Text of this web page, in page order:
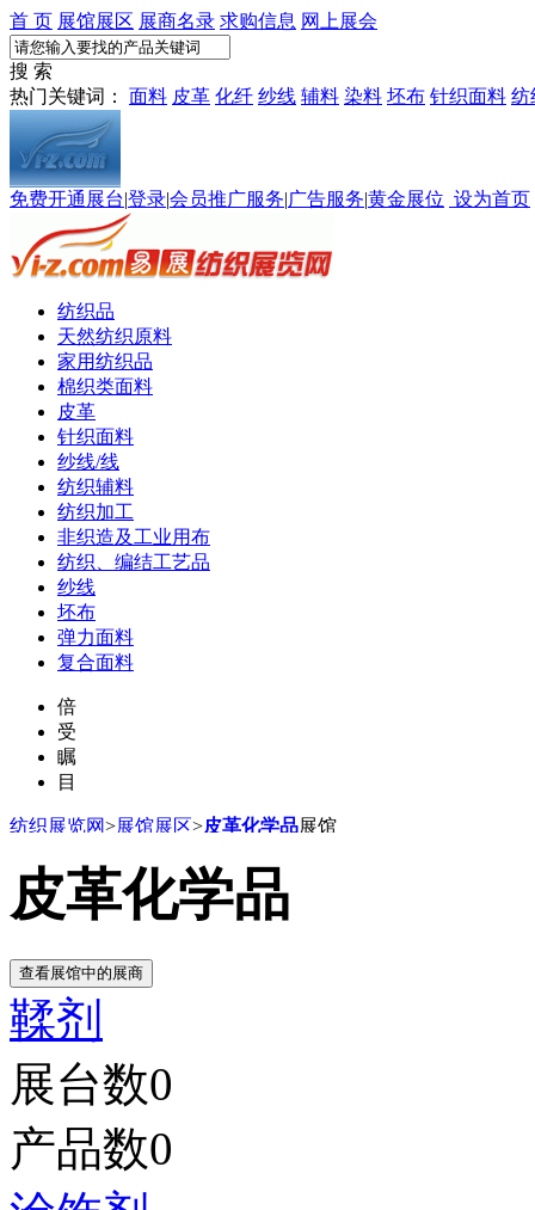
首 页 展馆展区 展商名录 求购信息 网上展会
搜 索
热门关键词： 面料 皮革 化纤 纱线 辅料 染料 坯布 针织面料 纺
免费开通展台|登录|会员推广服务|广告服务|黄金展位 设为首页
纺织品
天然纺织原料
家用纺织品
棉织类面料
皮革
针织面料
纱线/线
纺织辅料
纺织加工
非织造及工业用布
纺织、编结工艺品
纱线
坯布
弹力面料
复合面料
倍
受
瞩
目
纺织展览网>展馆展区>皮革化学品展馆
皮革化学品
鞣剂
展台数0
产品数0